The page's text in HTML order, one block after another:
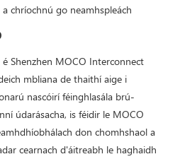
chríochnú go neamhspleách
Shenzhen MOCO Interconnect
mbliana de thaithí aige i
nascóirí féinghlasála brú-
údarásacha, is féidir le MOCO
don chomhshaol a
cearnach d'áitreabh le haghaidh